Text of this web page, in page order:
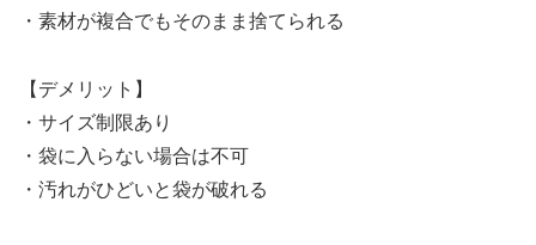
・素材が複合でもそのまま捨てられる
【デメリット】
・サイズ制限あり
・袋に入らない場合は不可
・汚れがひどいと袋が破れる